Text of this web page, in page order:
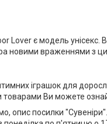
Lover є модель унісекс.
новими враженнями з
іграшок для
товарами Ви можете
опис посилки